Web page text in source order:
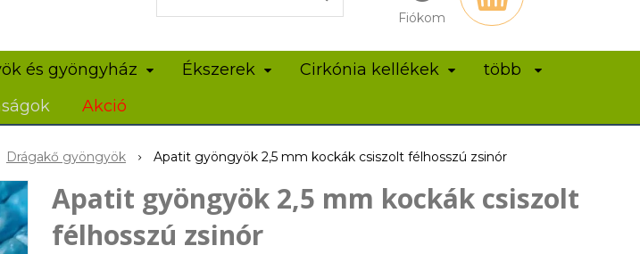
Fiókom
és gyöngyház Ékszerek Cirkónia kellékek
több
Akció
Drágakő gyöngyök Apatit gyöngyök 2,5 mm kockák csiszolt félhosszú zsinór
Apatit gyöngyök 2,5 mm kockák csiszolt
félhosszú zsinór